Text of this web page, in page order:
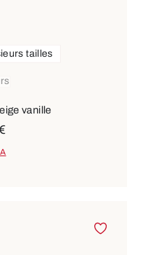
tailles
vanille